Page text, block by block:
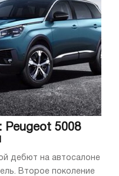
Peugeot 5008
дебют на автосалоне
Второе поколение